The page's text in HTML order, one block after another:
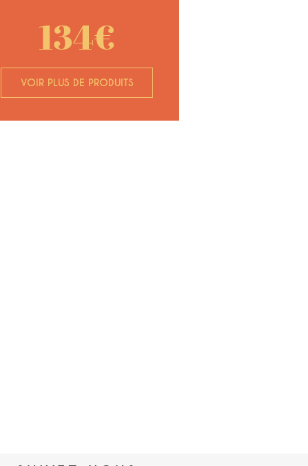
134€
VOIR PLUS DE PRODUITS